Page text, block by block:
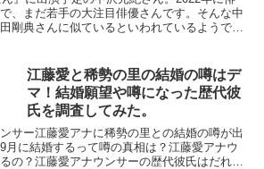
、まだ若手の大注目俳優さんです。そんな中
剛典さんに似ているといわれているようで
江藤愛と稀勢の里の結婚の噂はデ
マ！結婚願望や噂になった歴代彼
氏を調査してみた。
サー江藤愛アナに稀勢の里との結婚の噂が出
月に結婚するって噂の真相は？江藤愛アナウ
の？江藤愛アナウンサーの歴代彼氏はだれ？